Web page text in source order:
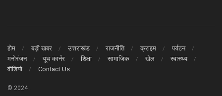
होम बड़ी खबर उत्तराखंड राजनीति क्राइम
पर्यटन
मनोरंजन
यूथ कार्नर शिक्षा सामाजिक खेल
स्वास्थ्य
वीडियो
Contact Us
© 2024 .